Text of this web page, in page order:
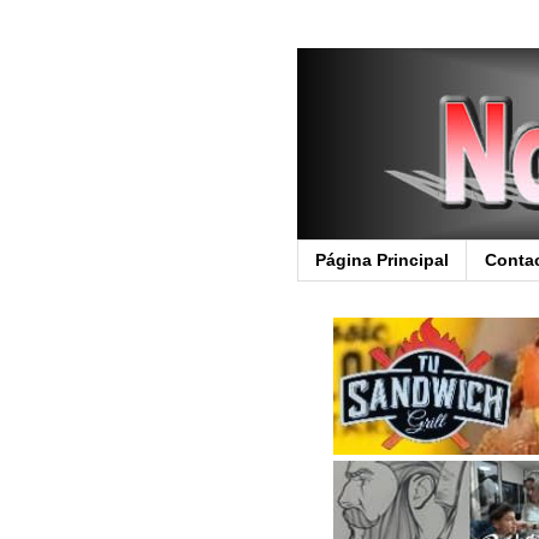
Página Principal